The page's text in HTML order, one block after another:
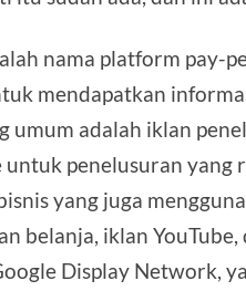
nama platform pay-
mendapatkan
umum adalah iklan
penelusuran yang
yang juga
belanja, iklan
Display Network,